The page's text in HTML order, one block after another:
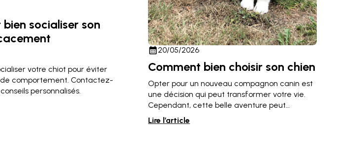
socialiser son
votre chiot pour éviter
comportement. Contactez-
personnalisés.
calendar_month20/05/2026
Comment bien choisir son chien
Opter pour un nouveau compagnon canin est
une décision qui peut transformer votre vie.
Cependant, cette belle aventure peut
rapidement tourner au cauchemar si le choix
Lire l’article